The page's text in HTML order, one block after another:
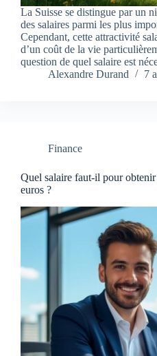
La Suisse se distingue par un
des salaires parmi les plus
Cependant, cette attractivité
d’un coût de la vie
question de quel salaire est
Alexandre Durand
7
Finance
Quel salaire faut-il pour
euros ?